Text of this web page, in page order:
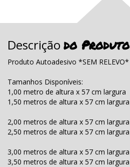
Descrição do Produto
Produto Autoadesivo *SEM
Tamanhos Disponíveis:
1,00 metro de altura x 57 cm largura
1,50 metros de altura x 57 cm largura
2,00 metros de altura x 57 cm largura
2,50 metros de altura x 57 cm largura
3,00 metros de altura x 57 cm largura
3,50 metros de altura x 57 cm largura